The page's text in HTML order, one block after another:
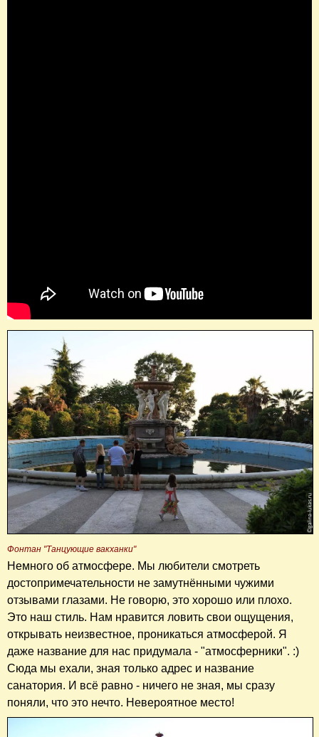
Фонтан "Танцующие вакханки"
Немного об атмосфере. Мы любители смотреть
достопримечательности не замутнёнными чужими
отзывами глазами. Не говорю, это хорошо или плохо.
Это наш стиль. Нам нравится ловить свои ощущения,
открывать неизвестное, проникаться атмосферой. Я
даже название для нас придумала - "атмосферники". :)
Сюда мы ехали, зная только адрес и название
санатория. И всё равно - ничего не зная, мы сразу
поняли, что это нечто. Невероятное место!